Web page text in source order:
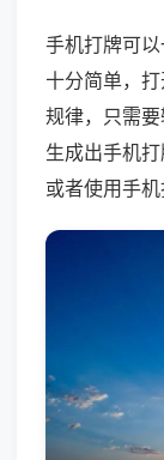
手机打牌可
十分简单，
规律，只需
生成出手机
或者使用手机